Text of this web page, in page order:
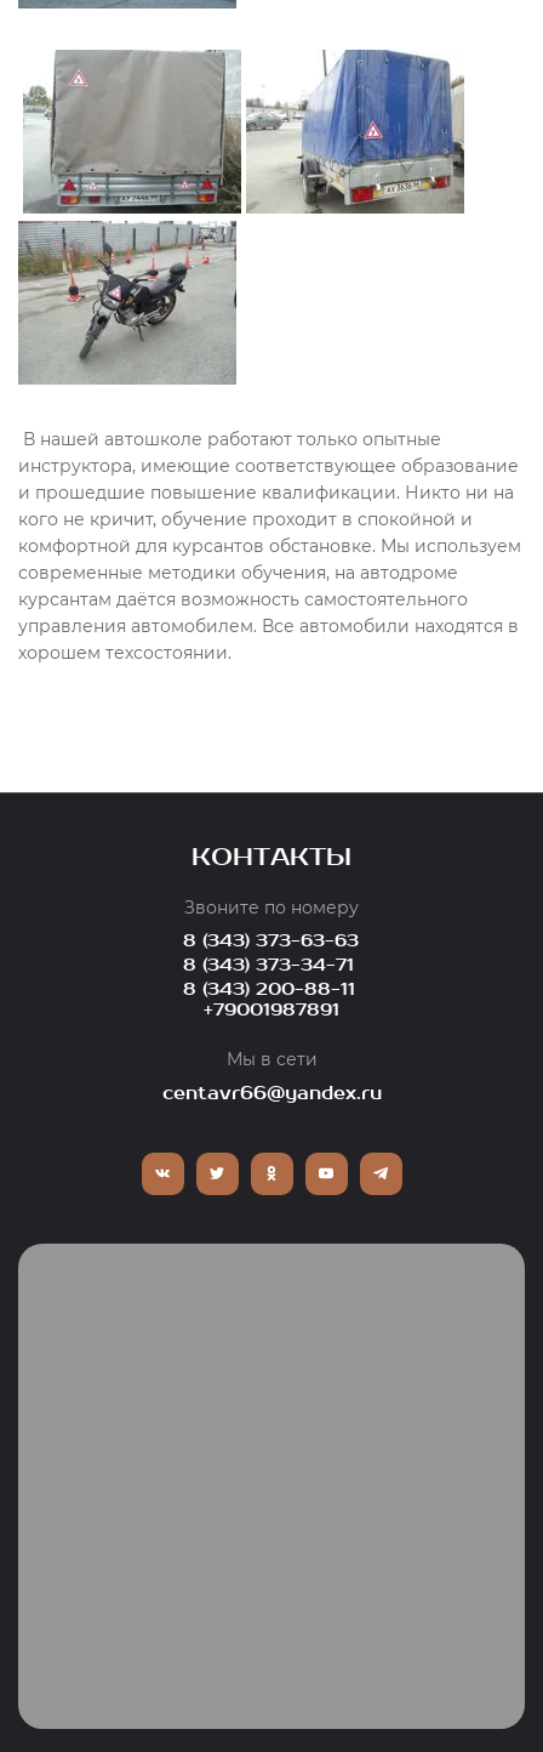
В нашей автошколе работают только опытные
инструктора, имеющие соответствующее образование
и прошедшие повышение квалификации. Никто ни на
кого не кричит, обучение проходит в спокойной и
комфортной для курсантов обстановке. Мы используем
современные методики обучения, на автодроме
курсантам даётся возможность самостоятельного
управления автомобилем. Все автомобили находятся в
хорошем техсостоянии.
КОНТАКТЫ
Звоните по номеру
8 (343) 373-63-63
8 (343) 373-34-71
8 (343) 200-88-11
+79001987891
Мы в сети
centavr66@yandex.ru